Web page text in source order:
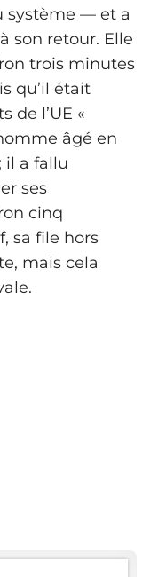
système — et a
son retour. Elle
trois minutes
qu’il était
de l’UE «
âgé en
il a fallu
ses
cinq
sa file hors
mais cela